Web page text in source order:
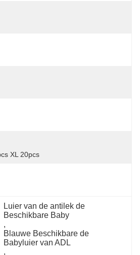
XL 20pcs
Luier van de antilek de
Beschikbare Baby
,
Blauwe Beschikbare de
Babyluier van ADL
,